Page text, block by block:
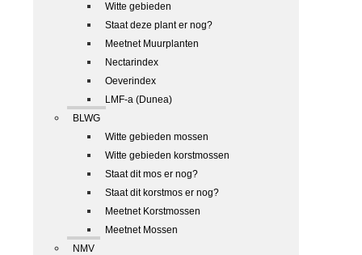
Witte gebieden
Staat deze plant er nog?
Meetnet Muurplanten
Nectarindex
Oeverindex
LMF-a (Dunea)
BLWG
Witte gebieden mossen
Witte gebieden korstmossen
Staat dit mos er nog?
Staat dit korstmos er nog?
Meetnet Korstmossen
Meetnet Mossen
NMV